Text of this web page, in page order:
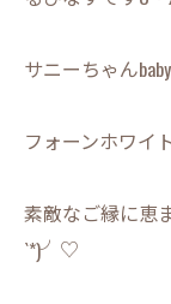
サニーちゃん
フォーンホワイ
素敵なご縁に恵
`*)╯♡